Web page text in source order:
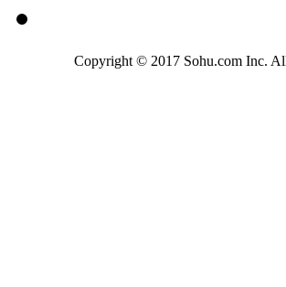
Copyright © 2017 Sohu.com Inc.